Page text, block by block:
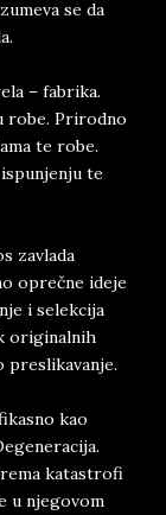
se da
– fabrika.
robe. Prirodno
te robe.
te
zavlada
oprečne ideje
i selekcija
originalnih
preslikavanje.
kao
katastrofi
u njegovom